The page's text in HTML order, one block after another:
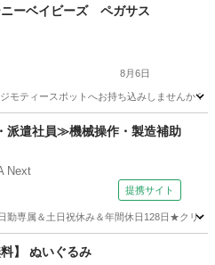
ーベイビーズ ペガサス
8月6日
ィースポットへお持ち込みしませんか？
ビーニーベイビーズ
派遣社員≫機械操作・製造補助
Next
提携サイト
勤専属＆土日祝休み＆年間休日128日★クリ
他】 ぬいぐるみ